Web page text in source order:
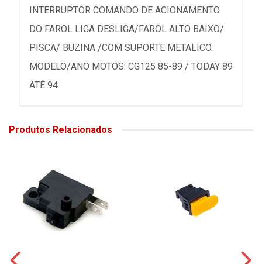
INTERRUPTOR COMANDO DE ACIONAMENTO
DO FAROL LIGA DESLIGA/FAROL ALTO BAIXO/
PISCA/ BUZINA /COM SUPORTE METALICO.
MODELO/ANO MOTOS: CG125 85-89 / TODAY 89
ATÉ 94
Produtos Relacionados